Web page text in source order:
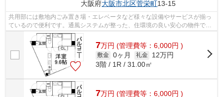
大阪府大阪市北区菅栄町13-15
共用部には敷地内ごみ置き場・エレベータなど様々な設備やサービスが揃っ
ているので便利です。通風システムが整った、住環境の良い安心の物件で
す。こちらは初期費用をカードでお支払...
7万円 (管理費等：6,000円 )
敷金 0ヶ月 礼金
12万円
3階 / 1R / 31.00㎡
7万円 (管理費等：6,000円 )